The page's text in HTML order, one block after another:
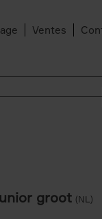
Ventes
groot (NL)